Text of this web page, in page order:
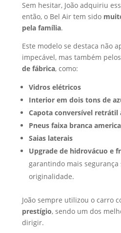
Sem hesitar, João adquiriu
então, o Bel Air tem sido
pela família.
Este modelo se destaca não
impecável, mas também
de fábrica, como:
Vidros elétricos
Interior em dois tons de
Capota conversível retrátil
Pneus faixa branca
Saias laterais
Upgrade de hidrovácuo e
garantindo mais
originalidade.
João sempre utilizou o carro
prestígio, sendo um dos
dirigir.